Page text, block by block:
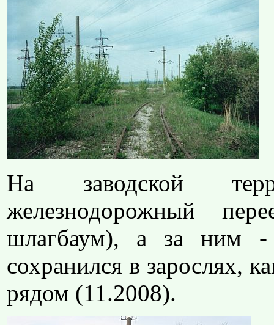
На заводской
железнодорожный
шлагбаум), а за ним -
сохранился в зарослях,
рядом (11.2008).